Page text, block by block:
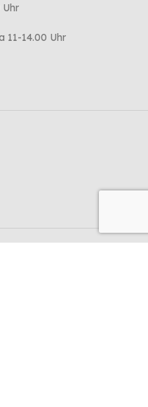
Uhr
11-14.00 Uhr